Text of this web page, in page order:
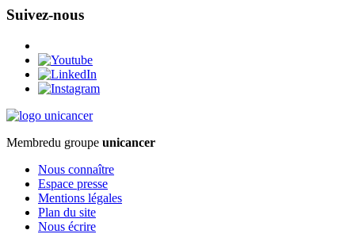
Suivez-nous
Membredu groupe unicancer
Nous connaître
Espace presse
Mentions légales
Plan du site
Nous écrire